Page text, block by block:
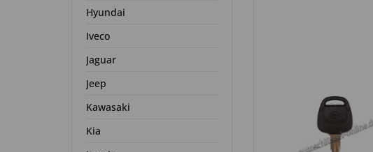
Hyundai
Iveco
Jaguar
Jeep
Kawasaki
Kia